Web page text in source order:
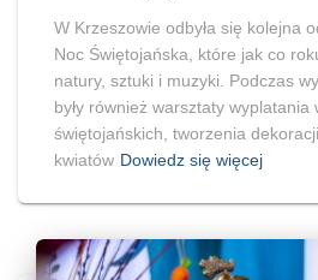
W Krzeszowie odbyła się kolejna
Noc Świętojańska, które jak co
natury, sztuki i muzyki. Podczas
były również warsztaty wyplatania
świętojańskich, tworzenia
kwiatów Dowiedz się więcej